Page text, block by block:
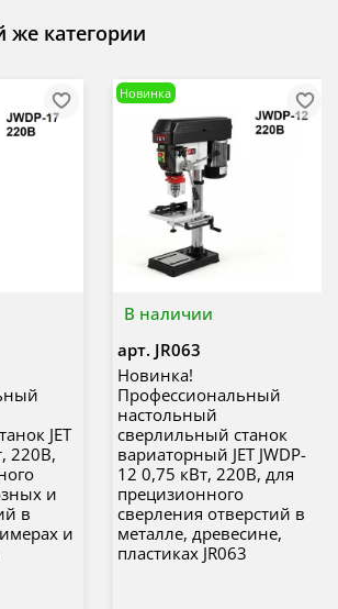
же категории
JET
220В,
и
в
и
В наличии
Новинка
арт. JR063
Новинка!
Профессиональный
настольный
сверлильный станок
вариаторный JET JWDP-
12 0,75 кВт, 220В, для
прецизионного
сверления отверстий в
металле, древесине,
пластиках JR063